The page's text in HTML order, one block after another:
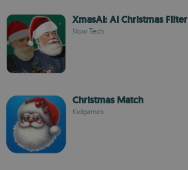
XmasAI: AI Christmas Filter
Now Tech
Christmas Match
Kidgames